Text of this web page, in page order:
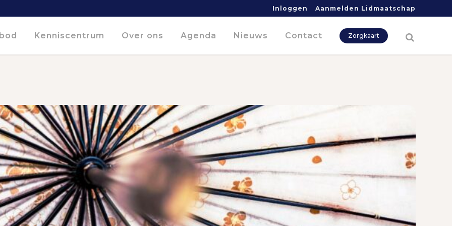
Inloggen Aanmelden Lidmaatschap
Zorgkaart
Kenniscentrum Over ons Agenda Nieuws Contact